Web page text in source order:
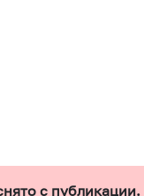
с публикации.